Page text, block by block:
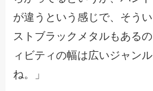
が違うという感じで、そう
ストブラックメタルもある
ィビティの幅は広いジャン
ね。」